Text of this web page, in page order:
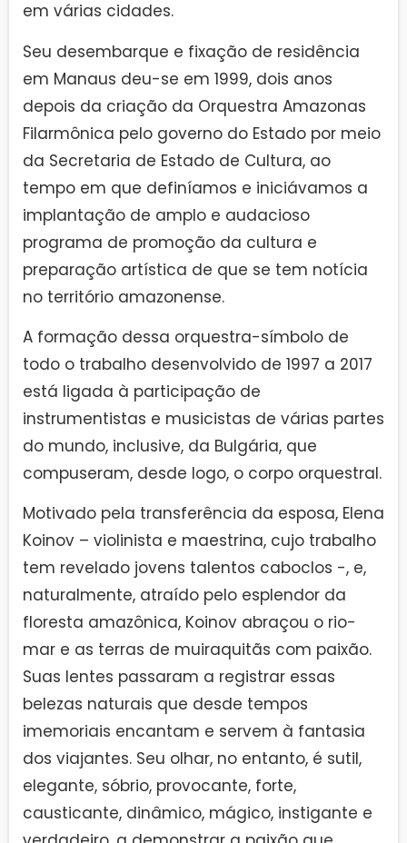
em várias cidades.
Seu desembarque e fixação de residência
em Manaus deu-se em 1999, dois anos
depois da criação da Orquestra Amazonas
Filarmônica pelo governo do Estado por meio
da Secretaria de Estado de Cultura, ao
tempo em que definíamos e iniciávamos a
implantação de amplo e audacioso
programa de promoção da cultura e
preparação artística de que se tem notícia
no território amazonense.
A formação dessa orquestra-símbolo de
todo o trabalho desenvolvido de 1997 a 2017
está ligada à participação de
instrumentistas e musicistas de várias partes
do mundo, inclusive, da Bulgária, que
compuseram, desde logo, o corpo orquestral.
Motivado pela transferência da esposa, Elena
Koinov – violinista e maestrina, cujo trabalho
tem revelado jovens talentos caboclos -, e,
naturalmente, atraído pelo esplendor da
floresta amazônica, Koinov abraçou o rio-
mar e as terras de muiraquitãs com paixão.
Suas lentes passaram a registrar essas
belezas naturais que desde tempos
imemoriais encantam e servem à fantasia
dos viajantes. Seu olhar, no entanto, é sutil,
elegante, sóbrio, provocante, forte,
causticante, dinâmico, mágico, instigante e